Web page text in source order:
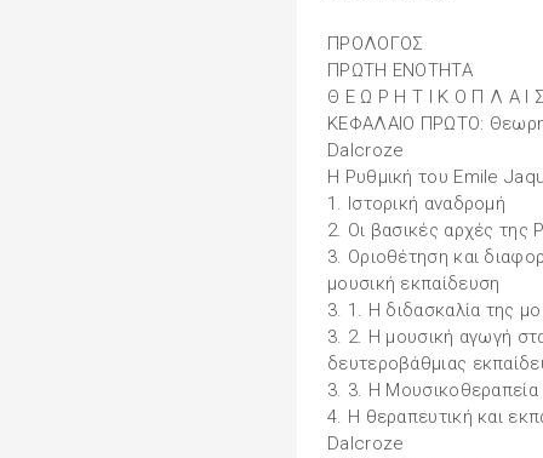
ΠΡΟΛΟΓΟΣ
ΠΡΩΤΗ ΕΝΟΤΗΤΑ
Θ Ε Ω Ρ Η Τ Ι Κ Ο Π Λ Α Ι
ΚΕΦΑΛΑΙΟ ΠΡΩΤΟ:
Dalcroze
H Ρυθμική του Emile
1. Ιστορική αναδρομή
2. Οι βασικές αρχές της
3. Οριοθέτηση και
μουσική εκπαίδευση
3. 1. Η διδασκαλία της
3. 2. Η μουσική αγωγή
δευτεροβάθμιας
3. 3. Η Μουσικοθεραπεία
4. Η θεραπευτική και
Dalcroze